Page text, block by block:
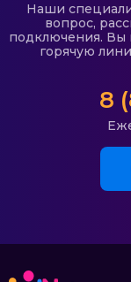
Наши
вопрос,
подключения. Вы
горячую
8